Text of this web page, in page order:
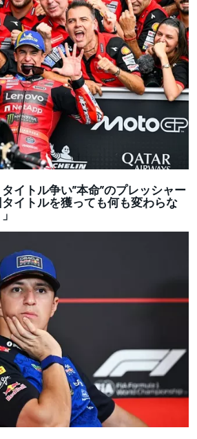
イトル争い”本命”のプレッシャー
イトルを獲っても何も変わらな